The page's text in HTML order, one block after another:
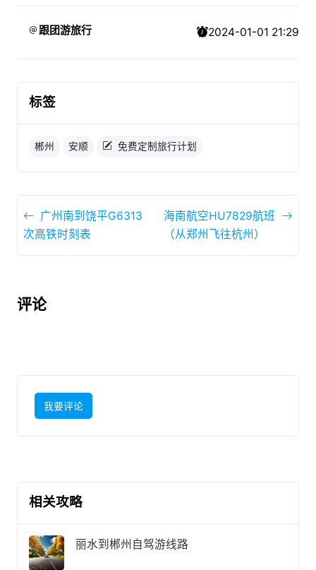
跟团游旅行 2024-01-01 21:29
标签
郴州 安顺 免费定制旅行计划
广州南到饶平G6313
次高铁时刻表
海南航空HU7829航班
（从郑州飞往杭州）
评论
我要评论
相关攻略
丽水到郴州自驾游线路